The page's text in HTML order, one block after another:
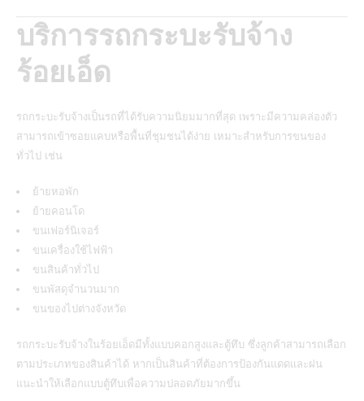
บริการรถกระบะรับจ้าง
ร้อยเอ็ด
รถกระบะรับจ้างเป็นรถที่ได้รับความนิยมมากที่สุด เพราะมีความคล่องตัว
สามารถเข้าซอยแคบหรือพื้นที่ชุมชนได้ง่าย เหมาะสำหรับการขนของ
ทั่วไป เช่น
ย้ายหอพัก
ย้ายคอนโด
ขนเฟอร์นิเจอร์
ขนเครื่องใช้ไฟฟ้า
ขนสินค้าทั่วไป
ขนพัสดุจำนวนมาก
ขนของไปต่างจังหวัด
รถกระบะรับจ้างในร้อยเอ็ดมีทั้งแบบคอกสูงและตู้ทึบ ซึ่งลูกค้าสามารถเลือก
ตามประเภทของสินค้าได้ หากเป็นสินค้าที่ต้องการป้องกันแดดและฝน
แนะนำให้เลือกแบบตู้ทึบเพื่อความปลอดภัยมากขึ้น